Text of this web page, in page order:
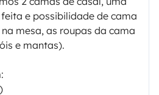
e possibilidade de cama
mesa, as roupas da cama
e mantas).